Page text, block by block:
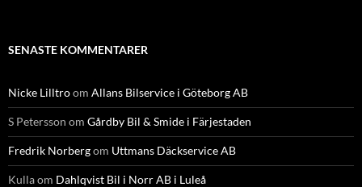
SENASTE KOMMENTARER
Nicke Lilltroom Allans Bilservice i Göteborg AB
S Petersson om Gårdby Bil & Smide i Färjestaden
Fredrik Norbergom Uttmans Däckservice AB
Kullaom Dahlqvist Bil i Norr AB i Luleå